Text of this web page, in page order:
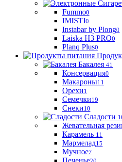
Fummo0
IMISTI0
Instabar by Plong0
Laiska H3 PRO0
Planq Plus0
Бакалея 41
Консервация0
Макароны11
Орехи1
Семечки19
Снеки10
Сладости
Жевательная
Карамель 11
Мармелад15
Мучное7
Печенье